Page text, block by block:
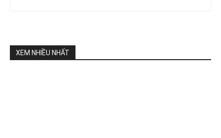
XEM NHIỀU NHẤT